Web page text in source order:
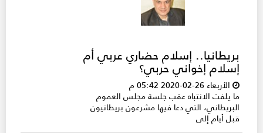
بريطانيا.. إسلام حضاري عربي أم
إسلام إخواني حربي؟
الأربعاء 26-02-2020 05:42 م
ما يلفت الانتباه عقب جلسة مجلس العموم
البريطاني، التي دعا فيها مشرعون بريطانيون
قبل أيام إلى